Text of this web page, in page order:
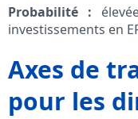
Probabilité :
investissements en
Axes de
pour les